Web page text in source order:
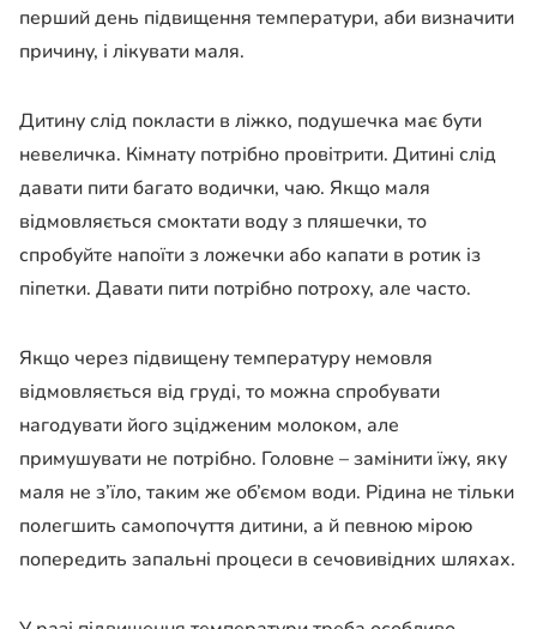
перший день підвищення температури, аби визначити
причину, і лікувати маля.
Дитину слід покласти в ліжко, подушечка має бути
невеличка. Кімнату потрібно провітрити. Дитині слід
давати пити багато водички, чаю. Якщо маля
відмовляється смоктати воду з пляшечки, то
спробуйте напоїти з ложечки або капати в ротик із
піпетки. Давати пити потрібно потроху, але часто.
Якщо через підвищену температуру немовля
відмовляється від груді, то можна спробувати
нагодувати його зцідженим молоком, але
примушувати не потрібно. Головне – замінити їжу, яку
маля не з’їло, таким же об’ємом води. Рідина не тільки
полегшить самопочуття дитини, а й певною мірою
попередить запальні процеси в сечовивідних шляхах.